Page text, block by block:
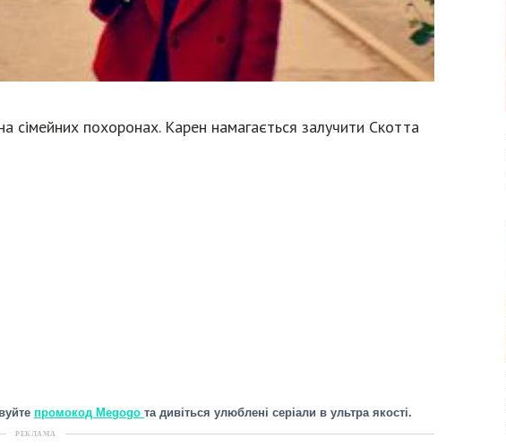
сімейних похоронах. Карен намагається залучити Скотта
промокод Megogo та дивіться улюблені серіали в ультра якості.
РЕКЛАМА